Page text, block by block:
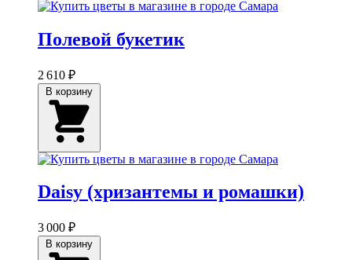
Полевой букетик
2 610 ₽
Daisy (хризантемы и ромашки)
3 000 ₽